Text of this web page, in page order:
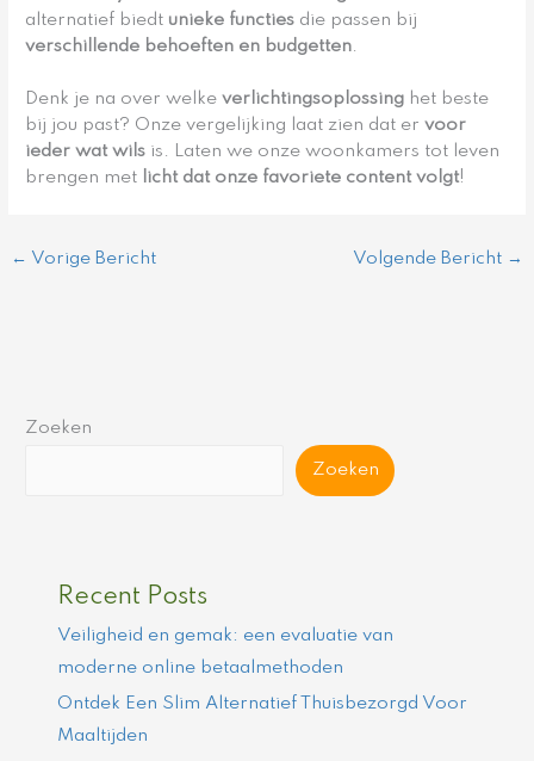
alternatief biedt unieke functies die passen bij
verschillende behoeften en budgetten.
Denk je na over welkeverlichtingsoplossing het beste
bij jou past? Onze vergelijking laat zien dat ervoor
ieder wat wils is. Laten we onze woonkamers tot leven
brengen met licht dat onze favoriete content volgt!
← Vorige Bericht Volgende Bericht →
Zoeken
Zoeken
Recent Posts
Veiligheid en gemak: een evaluatie van
moderne online betaalmethoden
Ontdek Een Slim Alternatief Thuisbezorgd Voor
Maaltijden